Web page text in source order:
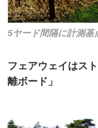
5ヤード間隔に計測基
フェアウェイはス
離ボード」